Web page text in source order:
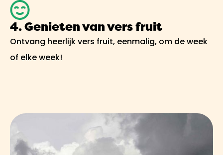
4. Genieten van vers fruit
Ontvang heerlijk vers fruit, eenmalig, om de week
of elke week!